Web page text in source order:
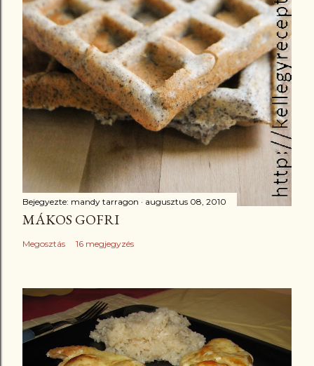
Bejegyezte: mandy tarragon augusztus 08, 2010
MÁKOS GOFRI
Megosztás 16 megjegyzés